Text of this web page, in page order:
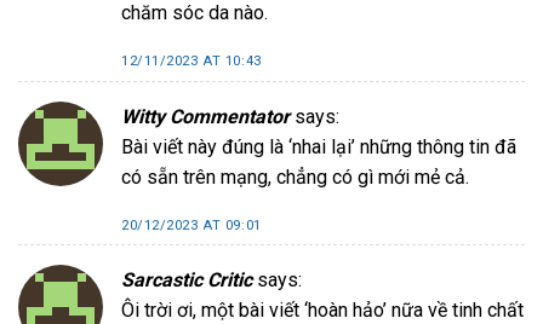
chăm sóc da nào.
12/11/2023 AT 10:43
Witty Commentator says:
Bài viết này đúng là ‘nhai lại’ những thông tin đã
có sẵn trên mạng, chẳng có gì mới mẻ cả.
20/12/2023 AT 09:01
Sarcastic Critic says:
Ôi trời ơi, một bài viết ‘hoàn hảo’ nữa về tinh chất